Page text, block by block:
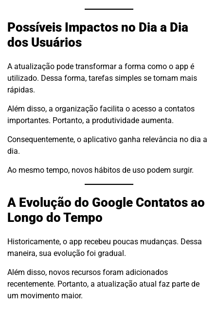
Possíveis Impactos no Dia a Dia
dos Usuários
A atualização pode transformar a forma como o app é
utilizado. Dessa forma, tarefas simples se tornam mais
rápidas.
Além disso, a organização facilita o acesso a contatos
importantes. Portanto, a produtividade aumenta.
Consequentemente, o aplicativo ganha relevância no dia a
dia.
Ao mesmo tempo, novos hábitos de uso podem surgir.
A Evolução do Google Contatos ao
Longo do Tempo
Historicamente, o app recebeu poucas mudanças. Dessa
maneira, sua evolução foi gradual.
Além disso, novos recursos foram adicionados
recentemente. Portanto, a atualização atual faz parte de
um movimento maior.